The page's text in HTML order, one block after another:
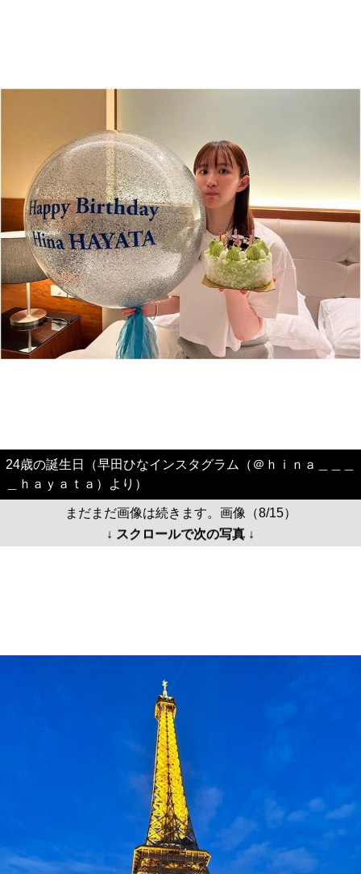
24歳の誕生日（早田ひなインスタグラム（＠ｈｉｎａ＿＿＿
＿ｈａｙａｔａ）より）
まだまだ画像は続きます。画像（8/15）
↓ スクロールで次の写真 ↓